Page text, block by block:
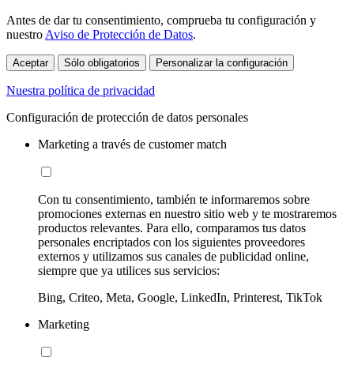
Antes de dar tu consentimiento, comprueba tu configuración y
nuestroAviso de Protección de Datos.
Aceptar Sólo obligatorios Personalizar la configuración
Nuestra política de privacidad
Configuración de protección de datos personales
Marketing a través de customer match
Con tu consentimiento, también te informaremos sobre
promociones externas en nuestro sitio web y te mostraremos
productos relevantes. Para ello, comparamos tus datos
personales encriptados con los siguientes proveedores
externos y utilizamos sus canales de publicidad online,
siempre que ya utilices sus servicios:
Bing, Criteo, Meta, Google, LinkedIn, Printerest, TikTok
Marketing